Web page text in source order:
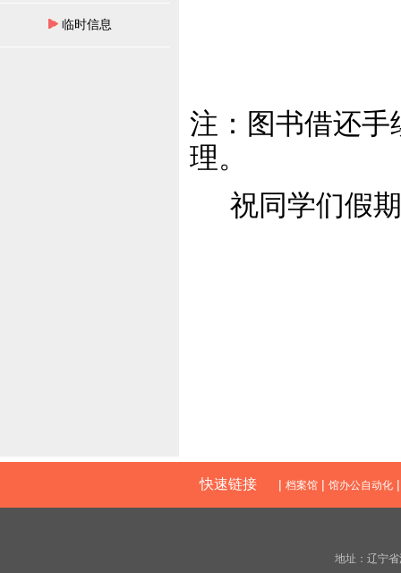
临时信息
注：图书借还手
理。
祝同学们假
快速链接 | 档案馆 | 馆办公自动化
地址：辽宁